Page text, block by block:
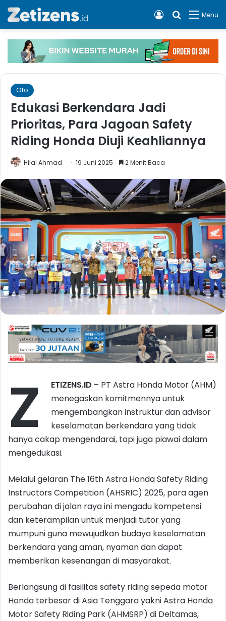
Menu
Cari apa,
Log In
Oto
Edukasi Berkendara Jadi
Prioritas, Para Jagoan Safety
Riding Honda Diuji Keahliannya
Hilal Ahmad 19 Juni 2025 2 Menit Baca
Z ETIZENS.ID – PT Astra Honda Motor (AHM)
menegaskan komitmennya untuk
mengembangkan instruktur dan advisor
keselamatan berkendara yang tidak
hanya cakap mengendarai, tapi juga piawai dalam
mengedukasi.
Melalui gelaran The 16th Astra Honda Safety Riding
Instructors Competition (AHSRIC) 2025, para agen
perubahan di jalan raya ini mengadu kompetensi
dan keterampilan untuk menjadi tutor yang
mumpuni guna mewujudkan budaya keselamatan
berkendara yang aman, nyaman dan dapat
memberikan kesenangan di masyarakat.
Berlangsung di fasilitas safety riding sepeda motor
Honda terbesar di Asia Tenggara yakni Astra Honda
Motor Safety Riding Park (AHMSRP) di Deltamas,